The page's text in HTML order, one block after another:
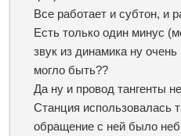
Все работает и субтон, и
Есть только один минус
звук из динамика ну
могло быть??
Да ну и провод тангенты
Станция использовалась
обращение с ней было